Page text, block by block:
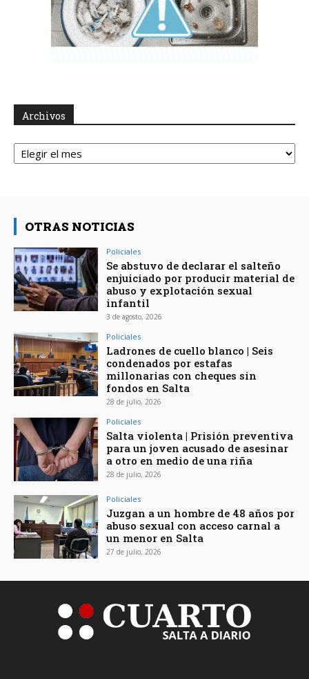
Archivos
Archivos
OTRAS NOTICIAS
Policiales
Se abstuvo de declarar el salteño
enjuiciado por producir material de
abuso y explotación sexual
infantil
3 de agosto, 2026
Policiales
Ladrones de cuello blanco | Seis
condenados por estafas
millonarias con cheques sin
fondos en Salta
28 de julio, 2026
Policiales
Salta violenta | Prisión preventiva
para un joven acusado de asesinar
a otro en medio de una riña
28 de julio, 2026
Policiales
Juzgan a un hombre de 48 años por
abuso sexual con acceso carnal a
un menor en Salta
27 de julio, 2026